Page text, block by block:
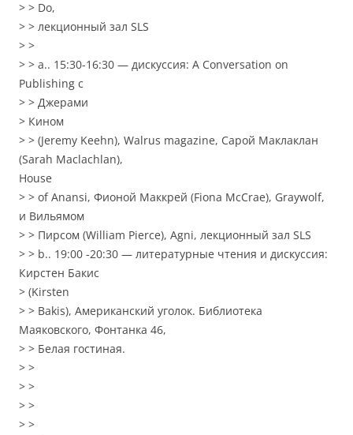
> > Do,
> > лекционный зал SLS
> >
> > a.. 15:30-16:30 — дискуссия: A Conversation on
Publishing с
> > Джерами
> Кином
> > (Jeremy Keehn), Walrus magazine, Сарой Маклаклан
(Sarah Maclachlan),
House
> > of Anansi, Фионой Маккрей (Fiona McCrae), Graywolf,
и Вильямом
> > Пирсом (William Pierce), Agni, лекционный зал SLS
> > b.. 19:00 -20:30 — литературные чтения и дискуссия:
Кирстен Бакис
> (Kirsten
> > Bakis), Американский уголок. Библиотека
Маяковского, Фонтанка 46,
> > Белая гостиная.
> >
> >
> >
> >